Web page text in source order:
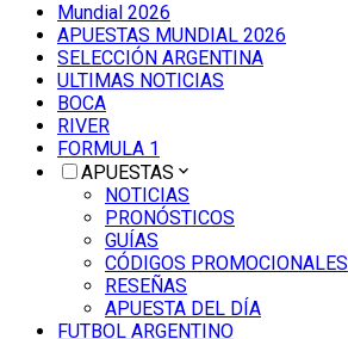
Mundial 2026
APUESTAS MUNDIAL 2026
SELECCIÓN ARGENTINA
ULTIMAS NOTICIAS
BOCA
RIVER
FORMULA 1
APUESTAS
NOTICIAS
PRONÓSTICOS
GUÍAS
CÓDIGOS PROMOCIONALES
RESEÑAS
APUESTA DEL DÍA
FUTBOL ARGENTINO